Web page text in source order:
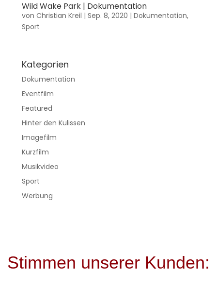
Wild Wake Park | Dokumentation
von Christian Kreil | Sep. 8, 2020 | Dokumentation,
Sport
Kategorien
Dokumentation
Eventfilm
Featured
Hinter den Kulissen
Imagefilm
Kurzfilm
Musikvideo
Sport
Werbung
Stimmen unserer Kunden: